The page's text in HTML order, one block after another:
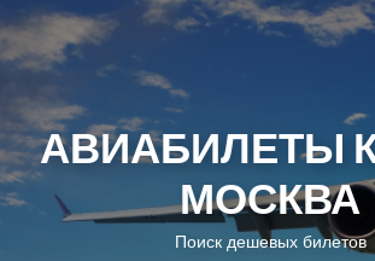
АВИАБИЛЕТЫ
МОСКВА
Поиск дешевых билетов